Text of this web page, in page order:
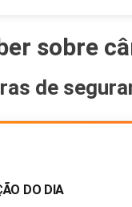
sobre
de
DO DIA